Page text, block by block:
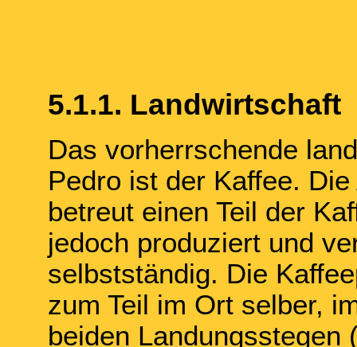
5.1.1. Landwirtschaft
Das vorherrschende
Pedro ist der Kaffee.
betreut einen Teil der
jedoch produziert und
selbstständig. Die
zum Teil im Ort selber,
beiden